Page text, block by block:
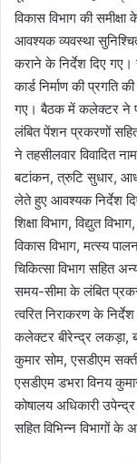
विकास विभाग की
आवश्यक व्यवस्था
कराने के निर्देश दिए
कार्ड निर्माण की प्रगति
गए। बैठक में कलेक्टर ने
लंबित पेंशन प्रकरणों
ने तहसीलवार विवादित
बटांकन, त्रुटि सुधार,
लेते हुए आवश्यक निर्देश
शिक्षा विभाग, विद्युत
विकास विभाग, मत्स्य
चिकित्सा विभाग सहित
समय-सीमा के लंबित
त्वरित निराकरण के
कलेक्टर बीरेन्द्र लकड़ा,
कुमार सोम, एसडीएम
एसडीएम डभरा विनय
कोषालय अधिकारी
सहित विभिन्न विभागों के